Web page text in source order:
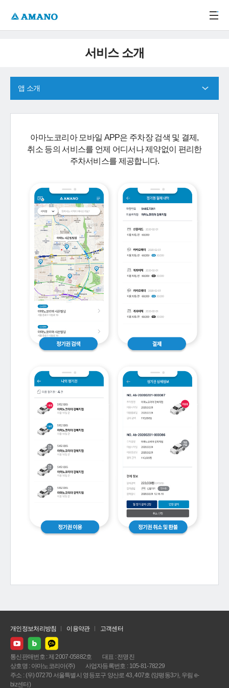
서비스 소개
앱 소개
아마노코리아 모바일 APP은 주차장 검색 및 결제,
취소 등의 서비스를 언제 어디서나 제약없이 편리한
주차서비스를 제공합니다.
개인정보처리방침 이용약관 고객센터
통신판매번호 : 제 2007-05882호
대표 : 전명진
상호명 : 아마노코리아(주)
사업자등록번호 : 105-81-78229
주소 : (우) 07270 서울특별시 영등포구 양산로 43, 407호 (양평동3가, 우림 e-
biz센터)